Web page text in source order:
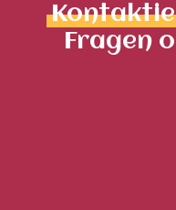
Fragen